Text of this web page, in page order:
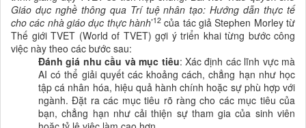
Giáo dục nghề thông qua Trí tuệ nhân tạo: Hướng dẫn thực tế
cho các nhà giáo dục thực hành’12 của tác giả Stephen Morley từ
Thế giới TVET (World of TVET) gợi ý triển khai từng bước công
việc này theo các bước sau:
Đánh giá nhu cầu và mục tiêu: Xác định các lĩnh vực mà
AI có thể giải quyết các khoảng cách, chẳng hạn như học
tập cá nhân hóa, hiệu quả hành chính hoặc sự phù hợp với
ngành. Đặt ra các mục tiêu rõ ràng cho các mục tiêu của
bạn, chẳng hạn như cải thiện sự tham gia của sinh viên